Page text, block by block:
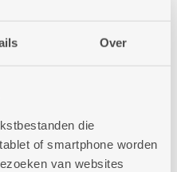
Over
die
of smartphone worden
van websites
thuis?
kunt u terecht voor
uw aanvraag
zijn enkele van de